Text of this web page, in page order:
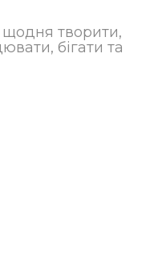
щодня творити,
бігати та